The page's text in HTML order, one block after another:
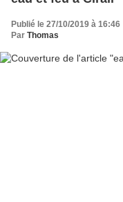
Publié le 27/10/2019 à 16:46
Par Thomas